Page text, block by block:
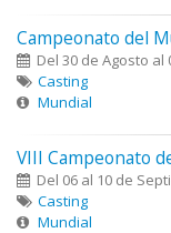
Campeonato del
Del 30 de Agosto
Casting
Mundial
VIII Campeonato
Del 06 al 10 de
Casting
Mundial